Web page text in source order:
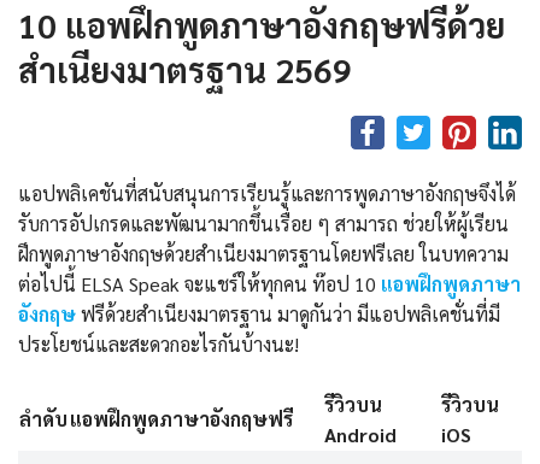
10 แอพฝึกพูดภาษาอังกฤษฟรีด้วย
สำเนียงมาตรฐาน 2569
แอปพลิเคชันที่สนับสนุนการเรียนรู้และการพูดภาษาอังกฤษจึงได้
รับการอัปเกรดและพัฒนามากขึ้นเรื่อย ๆ สามารถ ช่วยให้ผู้เรียน
ฝึกพูดภาษาอังกฤษด้วยสำเนียงมาตรฐานโดยฟรีเลย ในบทความ
ต่อไปนี้ ELSA Speak จะแชร์ให้ทุกคน ท๊อป 10 แอพฝึกพูดภาษา
อังกฤษฟรีด้วยสำเนียงมาตรฐาน มาดูกันว่า มีแอปพลิเคชั่นที่มี
ประโยชน์และสะดวกอะไรกันบ้างนะ!
ลำดับแอพฝึกพูดภาษาอังกฤษฟรี
รีวิวบน
Android
รีวิวบน
iOS